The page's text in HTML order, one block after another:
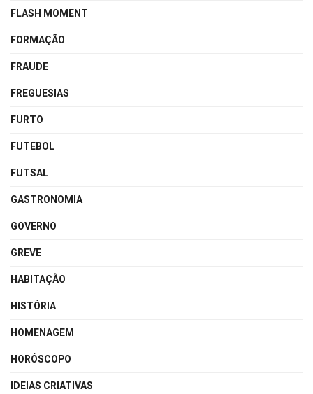
FLASH MOMENT
FORMAÇÃO
FRAUDE
FREGUESIAS
FURTO
FUTEBOL
FUTSAL
GASTRONOMIA
GOVERNO
GREVE
HABITAÇÃO
HISTÓRIA
HOMENAGEM
HORÓSCOPO
IDEIAS CRIATIVAS